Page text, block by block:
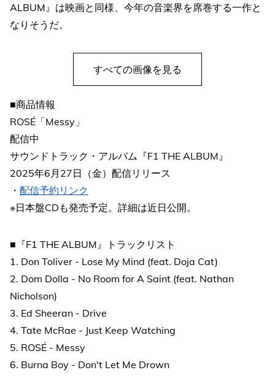
ALBUM』は映画と同様、今年の音楽界を席巻する一作と
なりそうだ。
すべての画像を見る
■商品情報
ROSÉ「Messy」
配信中
サウンドトラック・アルバム『F1 THE ALBUM』
2025年6月27日（金）配信リリース
・ 配信予約リンク
※日本盤CDも発売予定。詳細は近日公開。
■『F1 THE ALBUM』トラックリスト
1. Don Toliver - Lose My Mind (feat. Doja Cat)
2. Dom Dolla - No Room for A Saint (feat. Nathan
Nicholson)
3. Ed Sheeran - Drive
4. Tate McRae - Just Keep Watching
5. ROSÉ - Messy
6. Burna Boy - Don't Let Me Drown